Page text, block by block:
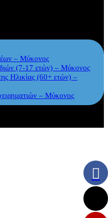
– Μύκονος
(7-17 ετών) – Μύκονος
Ηλικίας (60+ ετών) –
– Μύκονος